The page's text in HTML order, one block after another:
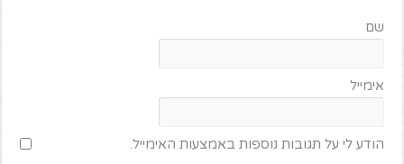
שם
אימייל
הודע לי על תגובות נוספות באמצעות האימייל.